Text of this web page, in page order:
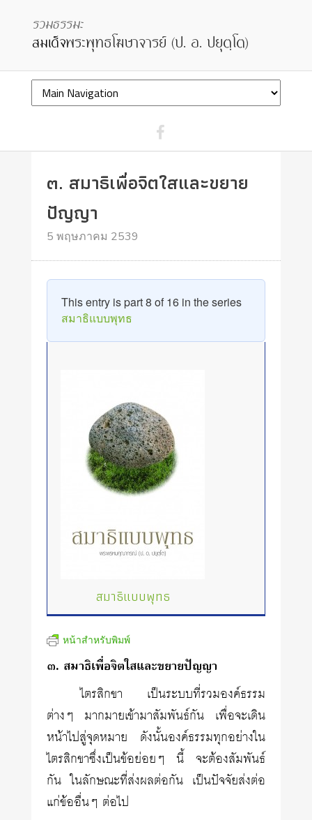
๓. สมาธิเพื่อจิตใสและขยาย
ปัญญา
5 พฤษภาคม 2539
This entry is part 8 of 16 in the series
สมาธิแบบพุทธ
สมาธิแบบพุทธ
หน้าสำหรับพิมพ์
๓. สมาธิเพื่อจิตใสและขยายปัญญา
ไตรสิกขา เป็นระบบที่รวมองค์ธรรม
ต่างๆ มากมายเข้ามาสัมพันธ์กัน เพื่อจะเดิน
หน้าไปสู่จุดหมาย ดังนั้นองค์ธรรมทุกอย่างใน
ไตรสิกขาซึ่งเป็นข้อย่อยๆ นี้ จะต้องสัมพันธ์
กัน ในลักษณะที่ส่งผลต่อกัน เป็นปัจจัยส่งต่อ
แก่ข้ออื่นๆ ต่อไป